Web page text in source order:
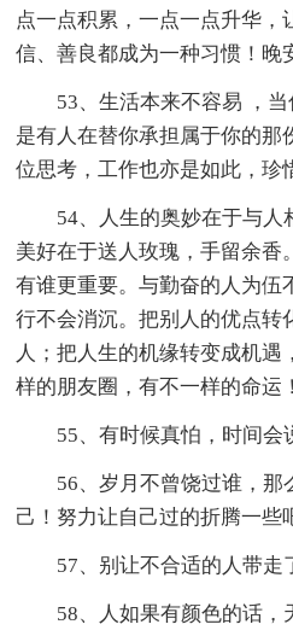
点一点积累，一点一点升华，
信、善良都成为一种习惯！晚
53、生活本来不容易 ，
是有人在替你承担属于你的那
位思考，工作也亦是如此，珍
54、人生的奥妙在于与人
美好在于送人玫瑰，手留余香
有谁更重要。与勤奋的人为伍
行不会消沉。把别人的优点转
人；把人生的机缘转变成机遇
样的朋友圈，有不一样的命运
55、有时候真怕，时间会
56、岁月不曾饶过谁，那
己！努力让自己过的折腾一些
57、别让不合适的人带走
58、人如果有颜色的话，